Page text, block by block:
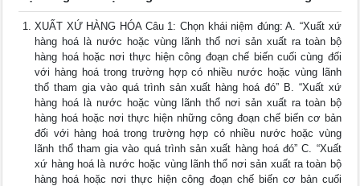
XUẤT XỨ HÀNG HÓA Câu 1: Chọn khái niệm đúng: A. “Xuất xứ
hàng hoá là nước hoặc vùng lãnh thổ nơi sản xuất ra toàn bộ
hàng hoá hoặc nơi thực hiện công đoạn chế biến cuối cùng đối
với hàng hoá trong trường hợp có nhiều nước hoặc vùng lãnh
thổ tham gia vào quá trình sản xuất hàng hoá đó” B. “Xuất xứ
hàng hoá là nước hoặc vùng lãnh thổ nơi sản xuất ra toàn bộ
hàng hoá hoặc nơi thực hiện những công đoạn chế biến cơ bản
đối với hàng hoá trong trường hợp có nhiều nước hoặc vùng
lãnh thổ tham gia vào quá trình sản xuất hàng hoá đó” C. “Xuất
xứ hàng hoá là nước hoặc vùng lãnh thổ nơi sản xuất ra toàn bộ
hàng hoá hoặc nơi thực hiện công đoạn chế biến cơ bản cuối